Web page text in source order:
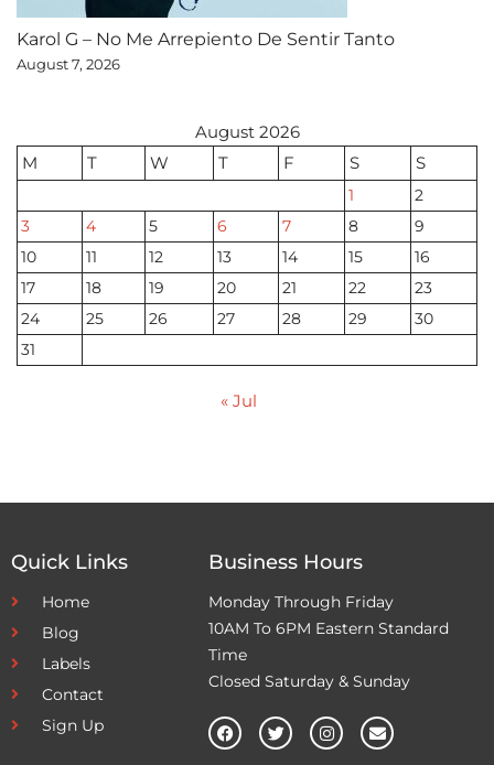
Karol G – No Me Arrepiento De Sentir Tanto
August 7, 2026
August 2026
M
T W T F S S
1
2
3
4 5 6 7 8
9
10
11 12 13 14 15
16
17
18 19 20 21 22
23
24
25 26 27 28 29
30
31
« Jul
Quick Links
Home
Blog
Labels
Contact
Sign Up
Business Hours
Monday Through Friday
10AM To 6PM Eastern Standard
Time
Closed Saturday & Sunday